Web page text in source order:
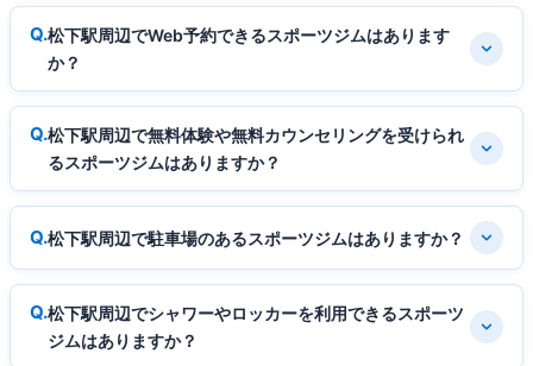
松下駅周辺でWeb予約できるスポーツジムはあります
か？
松下駅周辺で無料体験や無料カウンセリングを受けられ
るスポーツジムはありますか？
松下駅周辺で駐車場のあるスポーツジムはありますか？
松下駅周辺でシャワーやロッカーを利用できるスポーツ
ジムはありますか？